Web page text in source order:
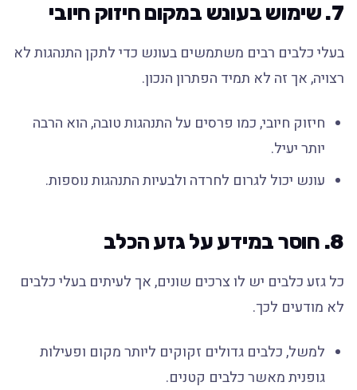
7. שימוש בעונש במקום חיזוק חיובי
בעלי כלבים רבים משתמשים בעונש כדי לתקן התנהגות לא
רצויה, אך זה לא תמיד הפתרון הנכון.
חיזוק חיובי, כמו פרסים על התנהגות טובה, הוא הרבה
יותר יעיל.
עונש יכול לגרום לחרדה ולבעיות התנהגות נוספות.
8. חוסר במידע על גזע הכלב
כל גזע כלבים יש לו צרכים שונים, אך לעיתים בעלי כלבים
לא מודעים לכך.
למשל, כלבים גדולים זקוקים ליותר מקום ופעילות
גופנית מאשר כלבים קטנים.